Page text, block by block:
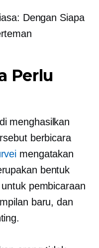
Dengan Siapa
Perlu
menghasilkan
berbicara
mengatakan
bentuk
pembicaraan
baru, dan